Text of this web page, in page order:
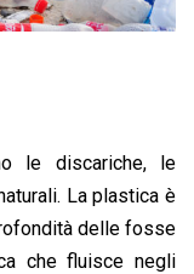
le discariche, le
La plastica è
delle fosse
che fluisce negli